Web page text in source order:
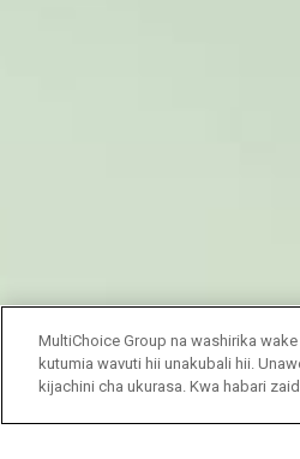
MultiChoice Group na washirika
kutumia wavuti hii unakubali hii.
kijachini cha ukurasa. Kwa habari